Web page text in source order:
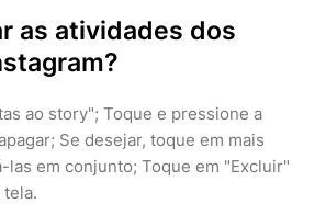
as atividades dos
ao story"; Toque e pressione a
Se desejar, toque em mais
las em conjunto; Toque em "Excluir"